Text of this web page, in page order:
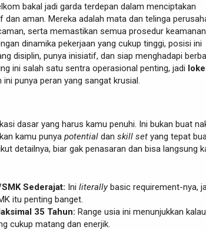
bakal jadi garda terdepan dalam menciptakan
dan aman. Mereka adalah mata dan telinga
serta memastikan semua prosedur keamanan
dinamika pekerjaan yang cukup tinggi, posisi ini
disiplin, punya inisiatif, dan siap menghadapi
ini salah satu sentra operasional penting, jadi
punya peran yang sangat krusial.
dasar yang harus kamu penuhi. Ini bukan buat
kamu punya potential dan skill set yang tepat
detailnya, biar gak penasaran dan bisa langsung
Sederajat: Ini literallybasic requirement-nya,
itu penting banget.
35 Tahun: Range usia ini menunjukkan kalau
cukup matang dan enerjik.